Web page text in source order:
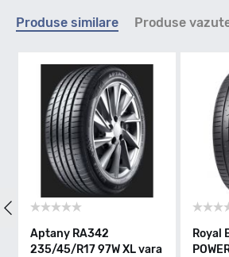
Indice viteza
Y - max 300km/h
Indice greutate
Produse similare Produse
Aptany RA342
235/45/R17 97W XL vara
Royal